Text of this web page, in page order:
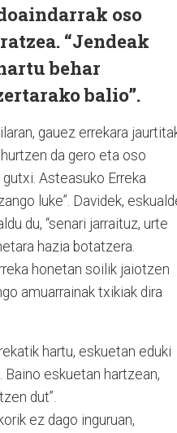
oso
“Jendeak
behar
balio”.
gauez errekara
da gero eta oso
Asteasuko Erreka
luke”. Davidek,
du, “senari jarraituz, urte
hazia botatzera.
honetan soilik jaiotzen
amuarrainak txikiak dira
hartu, eskuetan eduki
eskuetan hartzean,
dut”.
ez dago inguruan,